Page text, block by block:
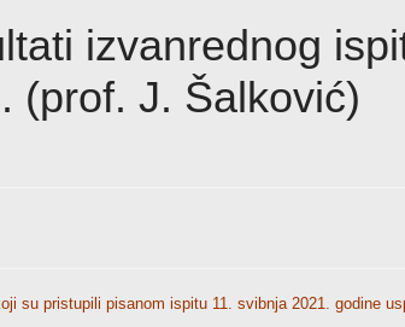
izvanrednog
(prof. J. Šalković)
su pristupili pisanom ispitu 11. svibnja 2021. godine